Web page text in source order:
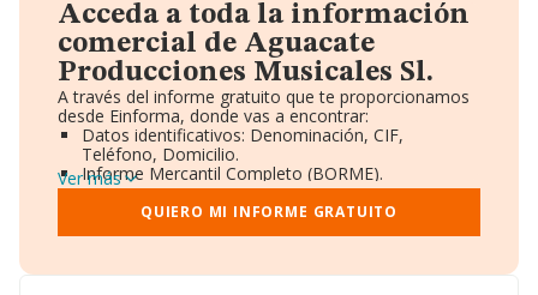
Acceda a toda la información
comercial de Aguacate
Producciones Musicales Sl.
A través del informe gratuito que te proporcionamos
desde Einforma, donde vas a encontrar:
Datos identificativos: Denominación, CIF,
Teléfono, Domicilio.
Informe Mercantil Completo (BORME).
Gráficos de Evolución Ventas y Empleados.
Consejo de Administración y Administradores.
Directivos y Ejecutivos.
Ver más
QUIERO MI INFORME GRATUITO